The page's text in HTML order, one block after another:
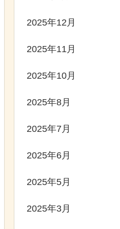
2025年12月
2025年11月
2025年10月
2025年8月
2025年7月
2025年6月
2025年5月
2025年3月